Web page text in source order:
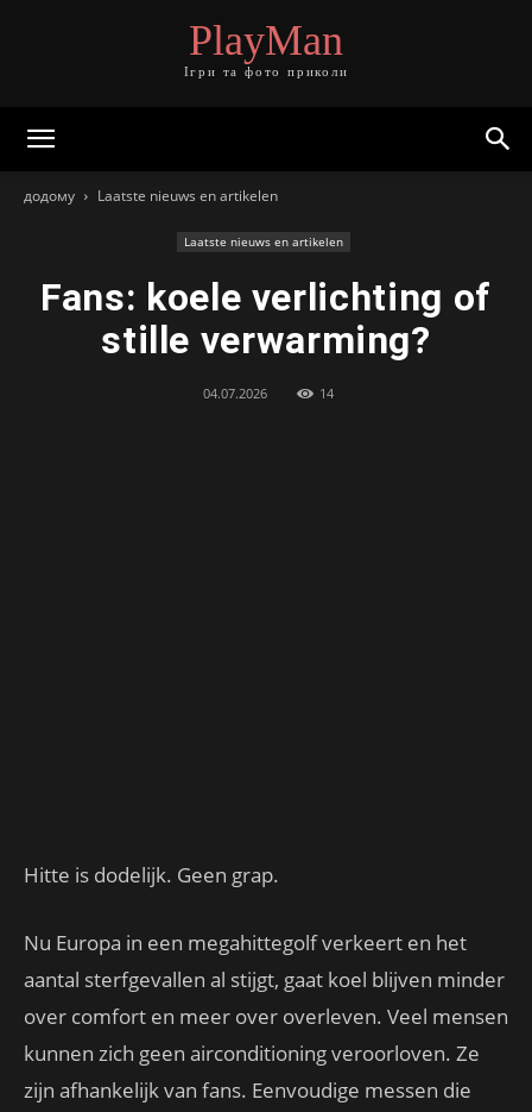
PlayMan
Ігри та фото приколи
додому Laatste nieuws en artikelen
Laatste nieuws en artikelen
Fans: koele verlichting of
stille verwarming?
04.07.2026 14
Hitte is dodelijk. Geen grap.
Nu Europa in een megahittegolf verkeert en het
aantal sterfgevallen al stijgt, gaat koel blijven minder
over comfort en meer over overleven. Veel mensen
kunnen zich geen airconditioning veroorloven. Ze
zijn afhankelijk van fans. Eenvoudige messen die